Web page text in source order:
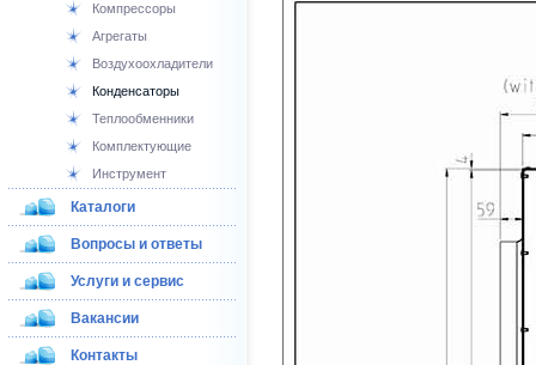
Компрессоры
Агрегаты
Воздухоохладители
Конденсаторы
Теплообменники
Комплектующие
Инструмент
Каталоги
Вопросы и ответы
Услуги и сервис
Вакансии
Контакты